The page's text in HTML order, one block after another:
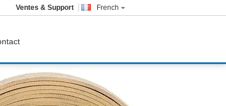
French
Ventes & Support